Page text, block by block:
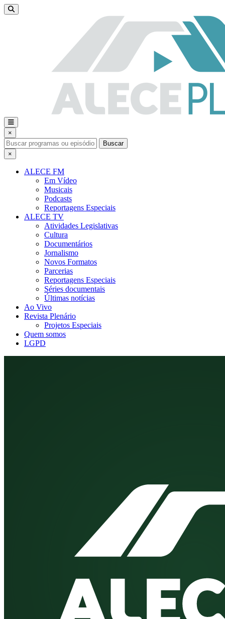
×
Buscar
×
ALECE FM
Em Vídeo
Musicais
Podcasts
Reportagens Especiais
ALECE TV
Atividades Legislativas
Cultura
Documentários
Jornalismo
Novos Formatos
Parcerias
Reportagens Especiais
Séries documentais
Últimas notícias
Ao Vivo
Revista Plenário
Projetos Especiais
Quem somos
LGPD